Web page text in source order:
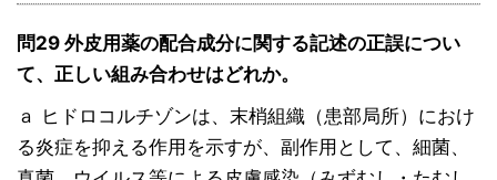
問29 外皮用薬の配合成分に関する記述の正誤につい
て、正しい組み合わせはどれか。
ａ ヒドロコルチゾンは、末梢組織（患部局所）におけ
る炎症を抑える作用を示すが、副作用として、細菌、